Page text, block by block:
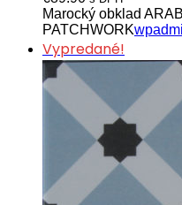
Marocký obklad
PATCHWORK
Vypredané!